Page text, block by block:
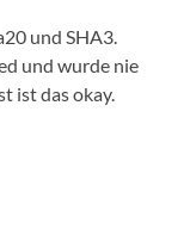
und SHA3.
und wurde nie
ist das okay.